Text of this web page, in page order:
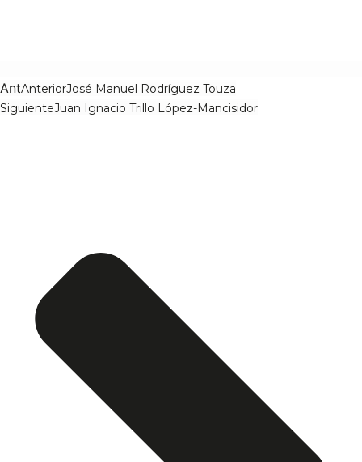
AntAnteriorJosé Manuel Rodríguez Touza
SiguienteJuan Ignacio Trillo López-Mancisidor